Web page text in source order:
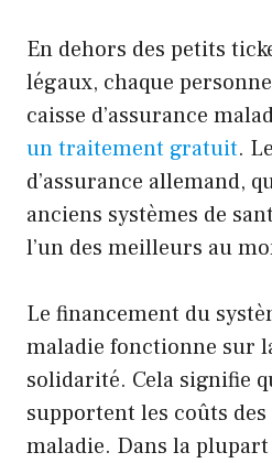
En dehors des petits
légaux, chaque
caisse d’assurance
un traitement gratuit.
d’assurance allemand,
anciens systèmes de
l’un des meilleurs au
Le financement du
maladie fonctionne sur
solidarité. Cela signifie
supportent les coûts
maladie. Dans la plupart